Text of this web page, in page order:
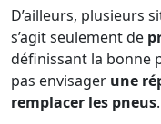
D’ailleurs, plusieurs
s’agit seulement de
définissant la bonne
pas envisager une
remplacer les pneus.